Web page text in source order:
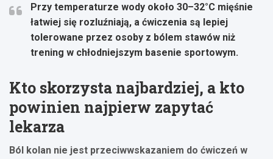
Przy temperaturze wody około 30–32°C mięśnie
łatwiej się rozluźniają, a ćwiczenia są lepiej
tolerowane przez osoby z bólem stawów niż
trening w chłodniejszym basenie sportowym.
Kto skorzysta najbardziej, a kto
powinien najpierw zapytać
lekarza
Ból kolan nie jest przeciwwskazaniem do ćwiczeń w